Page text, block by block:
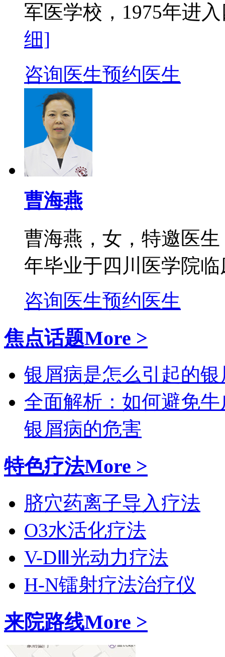
军医学校，1975年进
细]
咨询医生预约医生
曹海燕
曹海燕，女，特邀医
年毕业于四川医学院
咨询医生预约医生
焦点话题More >
银屑病是怎么引起的银
全面解析：如何避免
银屑病的危害
特色疗法More >
脐穴药离子导入疗法
O3水活化疗法
V-DⅢ光动力疗法
H-N镭射疗法治疗仪
来院路线More >